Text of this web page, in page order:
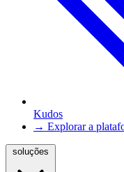
Kudos
→ Explorar a